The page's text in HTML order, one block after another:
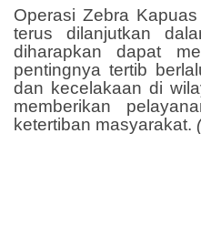
Operasi Zebra
terus dilanjutkan
diharapkan dapat
pentingnya tertib
dan kecelakaan di
memberikan
ketertiban masyarakat.